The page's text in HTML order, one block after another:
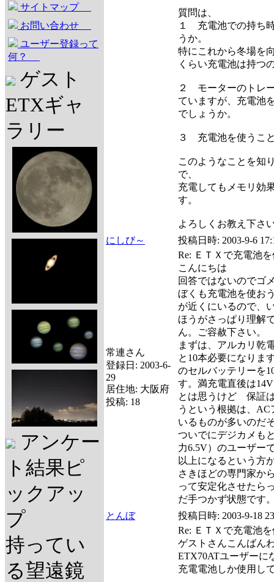
サイトマップ
お問い合わせ
ユーザー登録って
何？
ゲスト
ETXギャ
ラリー
アンケー
ト結果ピ
ックアッ
プ
持ってい
る望遠鏡
質問は、
１ 充電池での持ち
うか。
特にこれから冬場を
くらい充電池は持つ
２ モーターのトレ
ていますが、充電池
でしょうか。
３ 充電池を使うこ
このようなことを知
で、
充電してもメモリ効
す。
よろしくお教え下さ
にしび～
投稿日時: 2003-9-6
常連さん
登録日: 2003-6-
29
居住地: 大阪府
投稿: 18
Re: ＥＴＸで充電池
こんにちは
回答ではないのでゴ
ぼくも充電池を使お
が近くにいるので、
ほうがさっぱり理解
ん。ご容赦下さい。
まずは、アルカリ乾
と10本必要になりま
のセルバッテリーを
す。満充電直後は
とは思うけど 保証
うという根拠は、
いるものが多いのだ
ついでにデジカメも
力6.5V）のユーザー
以上になるという方
さきほどの専門家か
って安定化させたら
だ手つかず状態です
とんぼ
投稿日時: 2003-9-18
Re: ＥＴＸで充電池
ゲストさんこんばん
ETX70ATユーザーに
充電電池しか使用し